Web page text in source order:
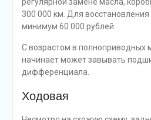
регулярной замене масла,
300 000 км. Для восстановления
минимум 60 000 рублей.
С возрастом в полноприводных
начинает может завывать
дифференциала.
Ходовая